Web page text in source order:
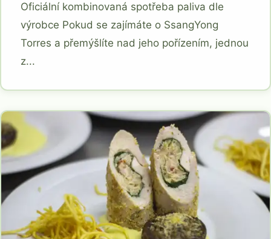
Oficiální kombinovaná spotřeba paliva dle
výrobce Pokud se zajímáte o SsangYong
Torres a přemýšlíte nad jeho pořízením, jednou
z...